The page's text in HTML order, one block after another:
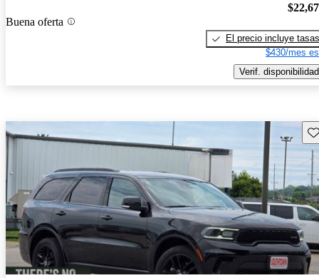
Buena oferta
El precio incluye tasas
$430/mes
Verif. disponibilidad